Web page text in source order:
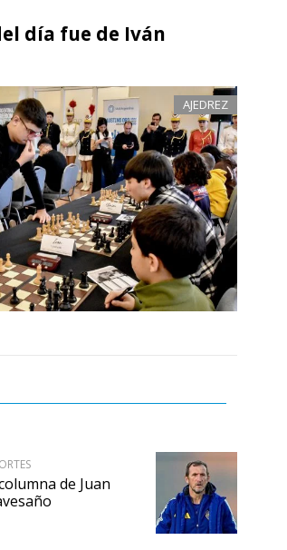
día fue de Iván
AJEDREZ
de Juan